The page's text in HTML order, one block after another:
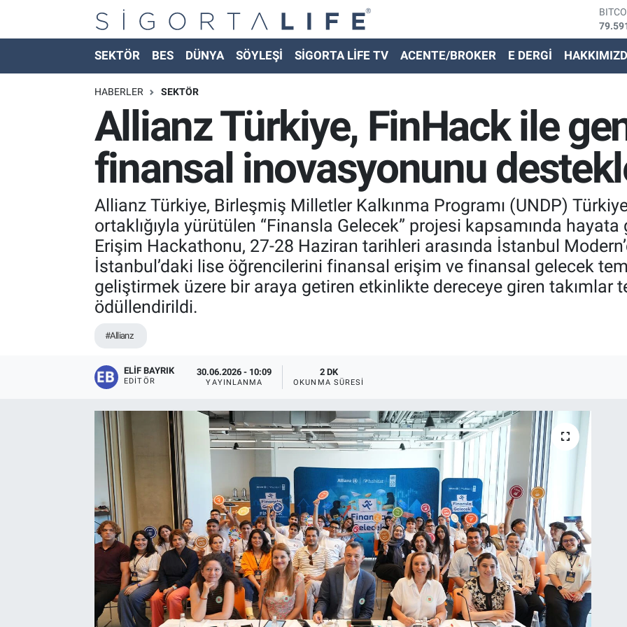
SEKTÖR BES DÜNYA SÖYLEŞİ SİGORTA LİFE TV ACENTE/BROKER E DERGİ
HABERLER SEKTÖR
Allianz Türkiye, FinHack ile
finansal inovasyonunu
Allianz Türkiye, Birleşmiş Milletler Kalkınma Programı (UNDP)
ortaklığıyla yürütülen “Finansla Gelecek” projesi kapsamında
Erişim Hackathonu, 27-28 Haziran tarihleri arasında İstanbul
İstanbul’daki lise öğrencilerini finansal erişim ve finansal gelecek
geliştirmek üzere bir araya getiren etkinlikte dereceye giren takımlar
ödüllendirildi.
#Allianz
ELIF BAYRIK
EDITÖR
30.06.2026 - 10:09
YAYINLANMA
2 DK
OKUNMA SÜRESI
Nöbetçi Eczaneler
Hava Durumu
Namaz Vakitleri
Trafik Durumu
Süper Lig Puan Durumu ve Fikstür
Tüm Manşetler
Son Dakika Haberleri
Haber Arşivi